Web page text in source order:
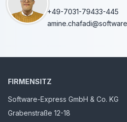
+49-7031-79433-445
FIRMENSITZ
Software-Express GmbH & Co. KG
Grabenstraße 12-18